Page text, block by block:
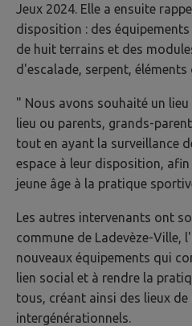
Jeux 2024. Elle a ensuite
disposition : des
de huit terrains et des
d'escalade, serpent, éléments
" Nous avons souhaité un
lieu ou parents, grands-
tout en ayant la surveillance
espace à leur disposition,
jeune âge à la pratique
Les autres intervenants ont
commune de Ladevèze-Ville,
nouveaux équipements qui
lien social et à rendre la
tous, créant ainsi des lieux
intergénérationnels.